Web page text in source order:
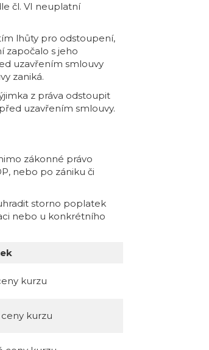
čl. VI neuplatní
lhůty pro odstoupení,
započalo s jeho
uzavřením smlouvy
zaniká.
z práva odstoupit
uzavřením smlouvy.
zákonné právo
nebo po zániku či
storno poplatek
nebo u konkrétního
kurzu
kurzu